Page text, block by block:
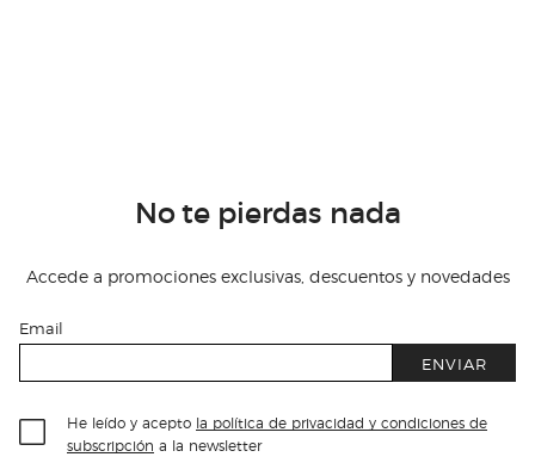
No te pierdas nada
Accede a promociones exclusivas, descuentos y novedades
Email
ENVIAR
He leído y acepto la política de privacidad y condiciones de
subscripción a la newsletter